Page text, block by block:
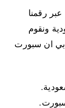
رقمنا
ونقوم
بي ان سبورت